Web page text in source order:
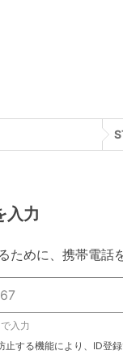
入力
ために、携帯電話
入力
止する機能により、ID登